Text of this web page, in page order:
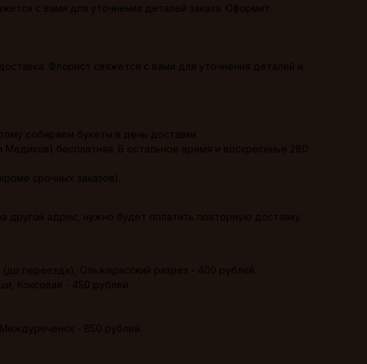
с вами для уточнения деталей заказа. Оформит
Флорист свяжется с вами для уточнения деталей и
собираем букеты в день доставки.
Медиков) бесплатная. В остальное время и воскресенье 280
срочных заказов).
другой адрес, нужно будет оплатить повторную доставку.
переезда), Ольжерасский разрез - 400 рублей.
Коксовая - 450 рублей.
- 850 рублей.